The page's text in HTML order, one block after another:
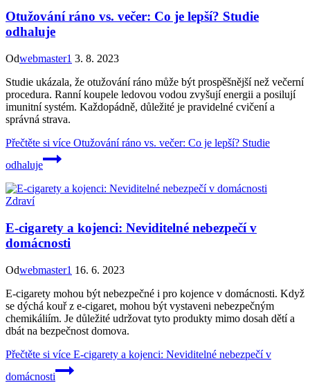
Otužování ráno vs. večer: Co je lepší? Studie
odhaluje
Odwebmaster1 3. 8. 2023
Studie ukázala, že otužování ráno může být prospěšnější než večerní
procedura. Ranní koupele ledovou vodou zvyšují energii a posilují
imunitní systém. Každopádně, důležité je pravidelné cvičení a
správná strava.
Přečtěte si více Otužování ráno vs. večer: Co je lepší? Studie
odhaluje
Zdraví
E-cigarety a kojenci: Neviditelné nebezpečí v
domácnosti
Odwebmaster1 16. 6. 2023
E-cigarety mohou být nebezpečné i pro kojence v domácnosti. Když
se dýchá kouř z e-cigaret, mohou být vystaveni nebezpečným
chemikáliím. Je důležité udržovat tyto produkty mimo dosah dětí a
dbát na bezpečnost domova.
Přečtěte si více E-cigarety a kojenci: Neviditelné nebezpečí v
domácnosti